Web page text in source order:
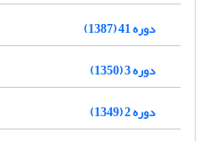
دوره 41 (1387)
دوره 3 (1350)
دوره 2 (1349)